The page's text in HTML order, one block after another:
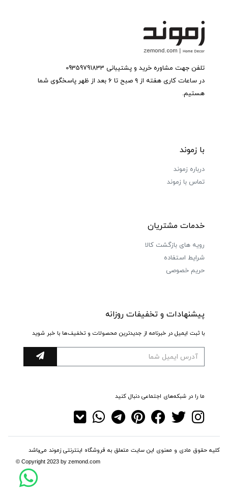
تلفن جهت مشاوره خرید و پشتیبانی 09359791833
در ساعات کاری هفته از ۹ صبح تا ۶ بعد از ظهر پاسخگوی شما
هستیم.
با زموند
درباره زموند
تماس با زموند
خدمات مشتریان
رویه های بازگشت کالا
شرایط استفاده
حریم خصوصی
پیشنهادات و تخفیفات روزانه
با ثبت ایمیل در خبرنامه از جدیدترین محصولات و تخفیف‌ها با خبر شوید
ما را در شبکه‌های اجتماعی دنبال کنید
کلیه حقوق مادی و معنوی این سایت متعلق به فروشگاه اینترنتی زموند می‌باشد
© Copyright 2023 by zemond.com